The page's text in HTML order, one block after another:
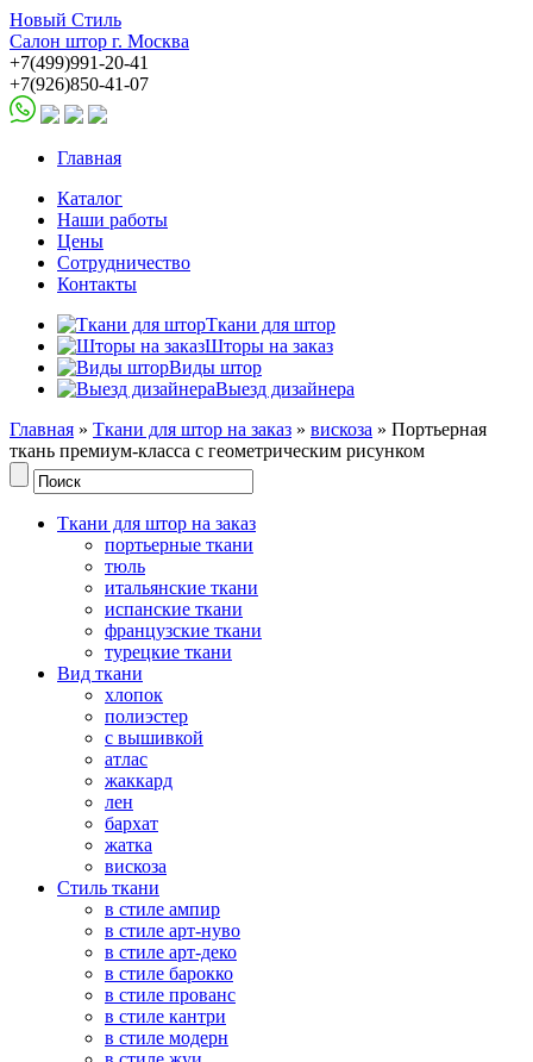
Новый Стиль
Салон штор г. Москва
+7(499)991-20-41
+7(926)850-41-07
Главная
Каталог
Наши работы
Цены
Сотрудничество
Контакты
Ткани для штор
Шторы на заказ
Виды штор
Выезд дизайнера
Главная » Ткани для штор на заказ » вискоза » Портьерная
ткань премиум-класса с геометрическим рисунком
Ткани для штор на заказ
портьерные ткани
тюль
итальянские ткани
испанские ткани
французские ткани
турецкие ткани
Вид ткани
хлопок
полиэстер
с вышивкой
атлас
жаккард
лен
бархат
жатка
вискоза
Стиль ткани
в стиле ампир
в стиле арт-нуво
в стиле арт-деко
в стиле барокко
в стиле прованс
в стиле кантри
в стиле модерн